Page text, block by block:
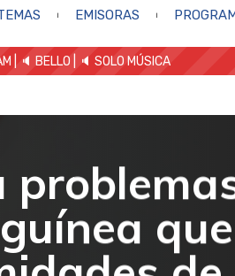
EMISORAS
| 🔈 BELLO 🔈 SOLO MÚSICA
que